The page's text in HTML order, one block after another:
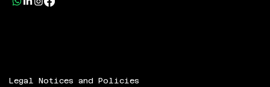
Legal Notices and Policies